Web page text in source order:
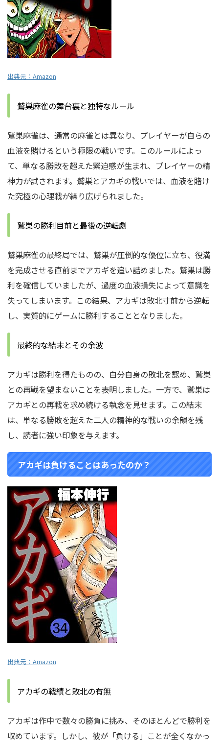
出典元： Amazon
鷲巣麻雀の舞台裏と独特なルール
鷲巣麻雀は、通常の麻雀とは異なり、プレイヤーが自らの
血液を賭けるという極限の戦いです。このルールによっ
て、単なる勝敗を超えた緊迫感が生まれ、プレイヤーの精
神力が試されます。鷲巣とアカギの戦いでは、血液を賭け
た究極の心理戦が繰り広げられました。
鷲巣の勝利目前と最後の逆転劇
鷲巣麻雀の最終局では、鷲巣が圧倒的な優位に立ち、役満
を完成させる直前までアカギを追い詰めました。鷲巣は勝
利を確信していましたが、過度の血液損失によって意識を
失ってしまいます。この結果、アカギは敗北寸前から逆転
し、実質的にゲームに勝利することとなりました。
最終的な結末とその余波
アカギは勝利を得たものの、自分自身の敗北を認め、鷲巣
との再戦を望まないことを表明しました。一方で、鷲巣は
アカギとの再戦を求め続ける執念を見せます。この結末
は、単なる勝敗を超えた二人の精神的な戦いの余韻を残
し、読者に強い印象を与えます。
アカギは負けることはあったのか？
出典元： Amazon
アカギの戦績と敗北の有無
アカギは作中で数々の勝負に挑み、そのほとんどで勝利を
収めています。しかし、彼が「負ける」ことが全くなかっ